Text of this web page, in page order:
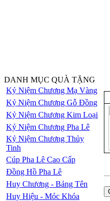
DANH MỤC QUÀ TẶNG
Kỷ Niệm Chương Mạ Vàng
Kỷ Niệm Chương Gỗ Đồng
Kỷ Niệm Chương Kim Loại
Kỷ Niệm Chương Pha Lê
Kỷ Niệm Chương Thủy
Tinh
Cúp Pha Lê Cao Cấp
Đồng Hồ Pha Lê
Huy Chương - Bảng Tên
Huy Hiệu - Móc Khóa